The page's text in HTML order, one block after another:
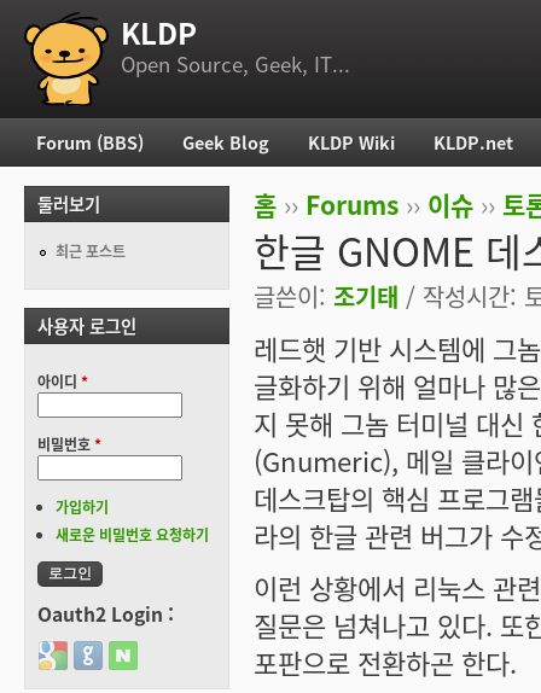
부 메뉴 KLDP
Open Source, Geek, IT...
현재 위치
홈 ›› Forums ›› 이슈 ›› 토
한글 GNOME 데
글쓴이: 조기태 / 작성시간:
레드햇 기반 시스템에 그
글화하기 위해 얼마나 많
지 못해 그놈 터미널 대
(Gnumeric), 메일 클라
데스크탑의 핵심 프로그
라의 한글 관련 버그가 수
이런 상황에서 리눅스 관
질문은 넘쳐나고 있다. 또
포판으로 전환하곤 한다.
주 메뉴
Forum (BBS) Geek Blog KLDP Wiki KLDP.net
둘러보기
최근 포스트
사용자 로그인
아이디 *
비밀번호*
가입하기
새로운 비밀번호 요청하기
Oauth2 Login :
Login with Google
Login with GitHub
Login with Naver